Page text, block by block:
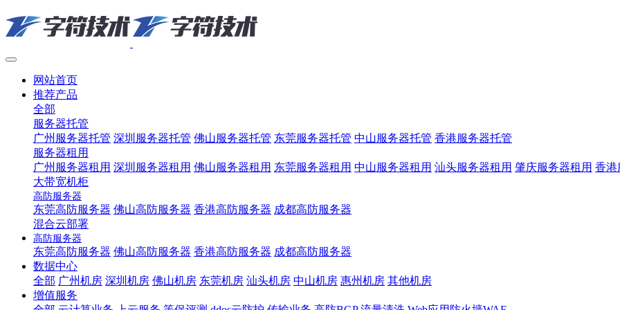
网站首页
推荐产品
全部
服务器托管
广州服务器托管 深圳服务器托管 佛山服务器托管 东莞服务器托管 中山服务器托管 香港服务器托管
服务器租用
广州服务器租用 深圳服务器租用 佛山服务器租用 东莞服务器租用 中山服务器租用 汕头服务器租用 肇庆服务器租用 香港
大带宽机柜
高防服务器
东莞高防服务器 佛山高防服务器 香港高防服务器 成都高防服务器
混合云部署
高防服务器
东莞高防服务器 佛山高防服务器 香港高防服务器 成都高防服务器
数据中心
全部 广州机房 深圳机房 佛山机房 东莞机房 汕头机房 中山机房 惠州机房 其他机房
增值服务